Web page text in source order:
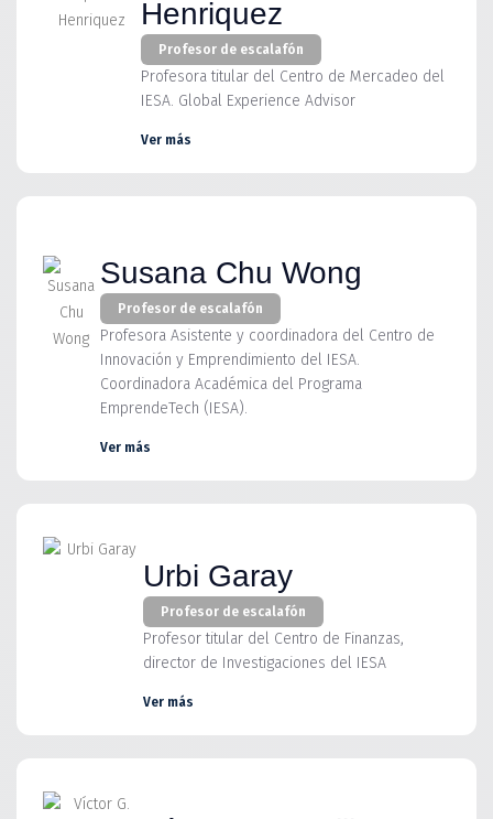
Henriquez
Profesor de escalafón
Profesora titular del Centro de Mercadeo del
IESA. Global Experience Advisor
Ver más
Susana Chu Wong
Profesor de escalafón
Profesora Asistente y coordinadora del Centro de
Innovación y Emprendimiento del IESA.
Coordinadora Académica del Programa
EmprendeTech (IESA).
Ver más
Urbi Garay
Profesor de escalafón
Profesor titular del Centro de Finanzas,
director de Investigaciones del IESA
Ver más